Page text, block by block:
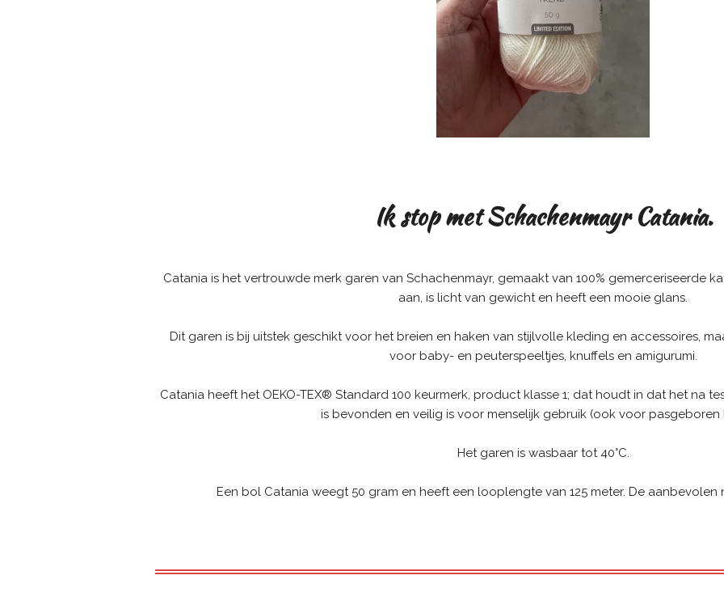
Ik stop met Schachenmayr Catania.
Catania is het vertrouwde merk garen van Schachenmayr, gemaakt van 100% gemerceriseerde
aan, is licht van gewicht en heeft een mooie glans.
Dit garen is bij uitstek geschikt voor het breien en haken van stijlvolle kleding en accessoires,
voor baby- en peuterspeeltjes, knuffels en amigurumi.
Catania heeft het OEKO-TEX® Standard 100 keurmerk, product klasse 1; dat houdt in dat het na
is bevonden en veilig is voor menselijk gebruik (ook voor pasgeboren
Het garen is wasbaar tot 40°C.
Een bol Catania weegt 50 gram en heeft een looplengte van 125 meter. De aanbevolen